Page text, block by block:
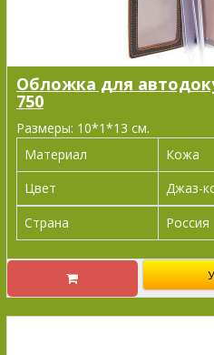
Обложка для
750
Размеры: 10*1*13 см.
Материал
Кожа
Цвет
Джаз-
Страна
Россия